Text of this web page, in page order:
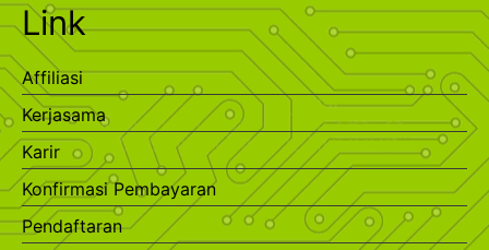
Link
Affiliasi
Kerjasama
Karir
Konfirmasi Pembayaran
Pendaftaran